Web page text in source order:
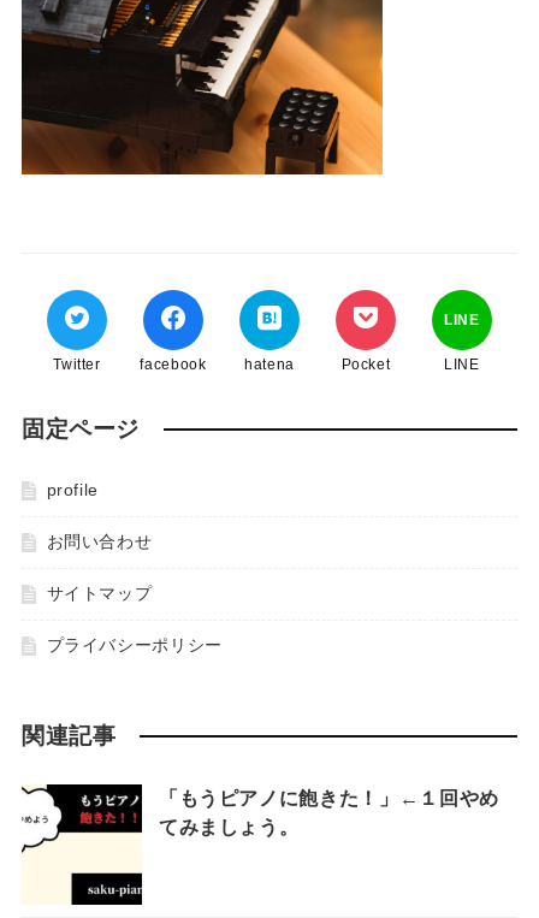
Twitter facebook hatena Pocket
LINE
LINE
固定ページ
profile
お問い合わせ
サイトマップ
プライバシーポリシー
関連記事
「もうピアノに飽きた！」←１回やめ
てみましょう。